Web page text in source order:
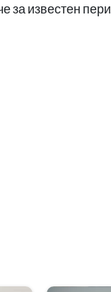
за известен